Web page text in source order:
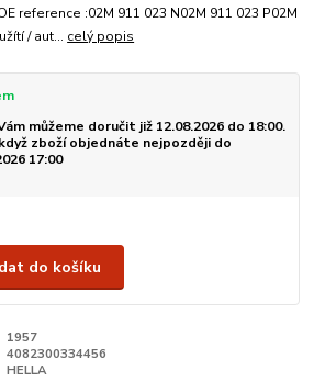
:02M 911 023 N02M 911 023 P02M
/ aut... celý popis
můžeme doručit již 12.08.2026 do 18:00.
zboží objednáte nejpozději do
17:00
do košíku
1957
4082300334456
HELLA